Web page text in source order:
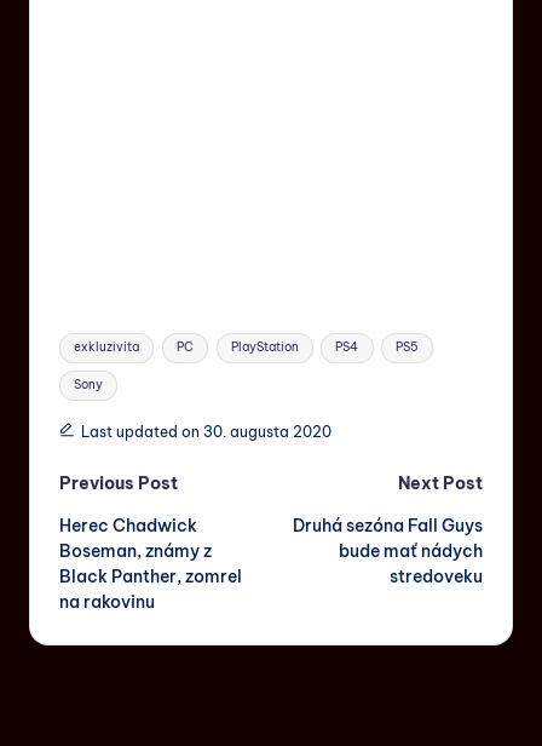
exkluzivita PC PlayStation PS4 PS5
Sony
Last updated on 30. augusta 2020
Previous Post
Herec Chadwick
Boseman, známy z
Black Panther, zomrel
na rakovinu
Next Post
Druhá sezóna Fall Guys
bude mať nádych
stredoveku